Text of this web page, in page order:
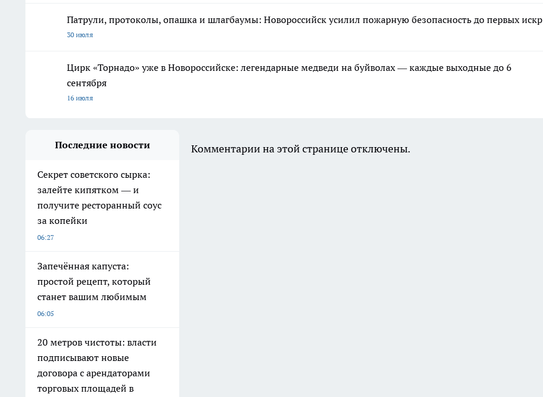
Патрули, протоколы, опашка и шлагбаумы: Новороссийск усилил пожарную безопасность до первых искр
30 июля
Цирк «Торнадо» уже в Новороссийске: легендарные медведи на буйволах — каждые выходные до 6
сентября
16 июля
Последние новости
Секрет советского сырка:
залейте кипятком — и
получите ресторанный соус
за копейки
06:27
Запечённая капуста:
простой рецепт, который
станет вашим любимым
06:05
20 метров чистоты: власти
подписывают новые
договора с арендаторами
торговых площадей в
Комментарии на этой странице отключены.